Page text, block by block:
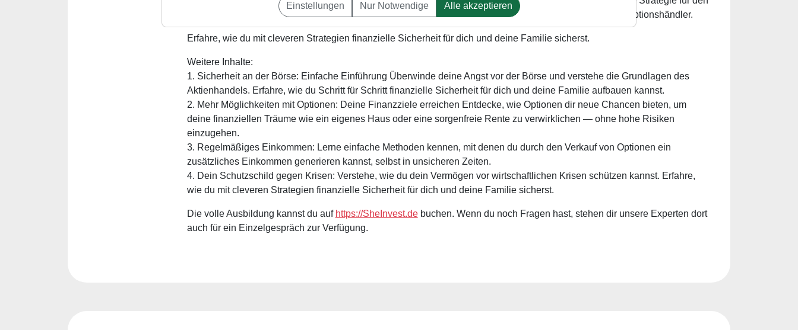
Einstieg in Optionen und wie du dich von dieser Strategie weiterentwickeln kannst zum fortgeschrittenen Optionshändler.
Erfahre, wie du mit cleveren Strategien finanzielle Sicherheit für dich und deine Familie sicherst.
Weitere Inhalte:
1. Sicherheit an der Börse: Einfache Einführung Überwinde deine Angst vor der Börse und verstehe die Grundlagen des
Aktienhandels. Erfahre, wie du Schritt für Schritt finanzielle Sicherheit für dich und deine Familie aufbauen kannst.
2. Mehr Möglichkeiten mit Optionen: Deine Finanzziele erreichen Entdecke, wie Optionen dir neue Chancen bieten, um
deine finanziellen Träume wie ein eigenes Haus oder eine sorgenfreie Rente zu verwirklichen — ohne hohe Risiken
einzugehen.
3. Regelmäßiges Einkommen: Lerne einfache Methoden kennen, mit denen du durch den Verkauf von Optionen ein
zusätzliches Einkommen generieren kannst, selbst in unsicheren Zeiten.
4. Dein Schutzschild gegen Krisen: Verstehe, wie du dein Vermögen vor wirtschaftlichen Krisen schützen kannst. Erfahre,
wie du mit cleveren Strategien finanzielle Sicherheit für dich und deine Familie sicherst.
Die volle Ausbildung kannst du auf https://SheInvest.debuchen. Wenn du noch Fragen hast, stehen dir unsere Experten dort
auch für ein Einzelgespräch zur Verfügung.
Einstellungen Nur Notwendige Alle akzeptieren